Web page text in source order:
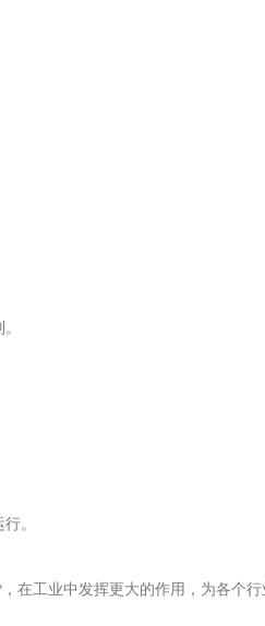
。
工业中发挥更大的作用，为各个行